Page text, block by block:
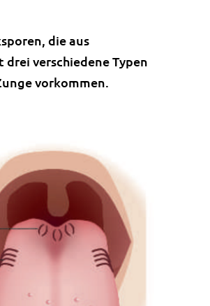
die aus
drei verschiedene Typen
vorkommen.